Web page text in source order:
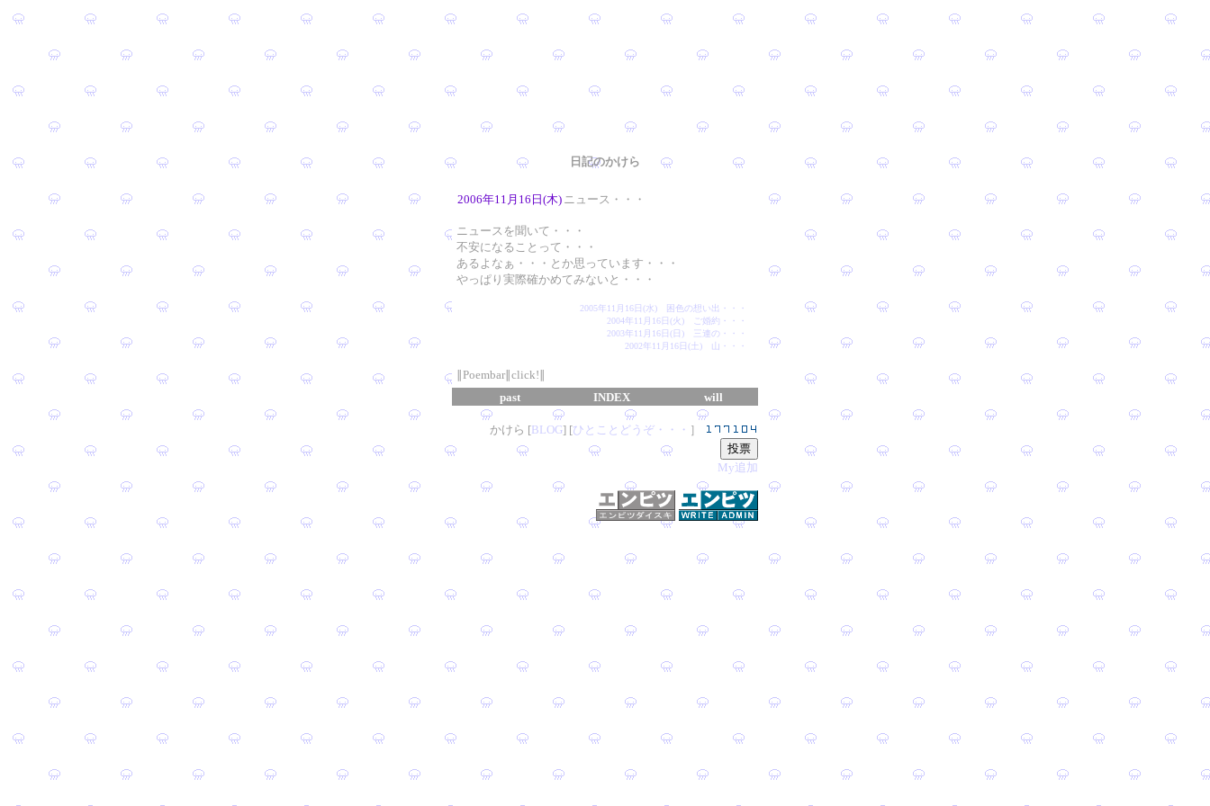
日記のかけら
2006年11月16日(木) ニュース・・・
ニュースを聞いて・・・
不安になることって・・・
あるよなぁ・・・とか思っています・・・
やっぱり実際確かめてみないと・・・
2005年11月16日(水) 困色の想い出・・・
2004年11月16日(火) ご婚約・・・
2003年11月16日(日) 三連の・・・
2002年11月16日(土) 山・・・
∥Poembar∥click!∥
past
INDEX will
かけら [BLOG] [ひとことどうぞ・・・ ］
My追加